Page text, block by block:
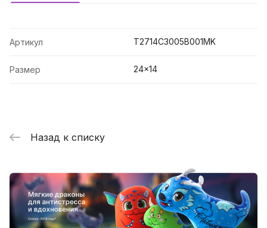
Артикул T2714C3005B001MK
Размер 24x14
Назад к списку